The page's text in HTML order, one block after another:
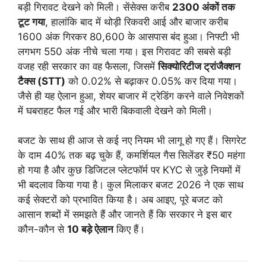
बड़ी गिरावट देखने को मिली। सेंसेक्स करीब 2300 अंकों तक
टूट गया, हालांकि बाद में थोड़ी रिकवरी आई और बाजार करीब
1600 अंक गिरकर 80,600 के आसपास बंद हुआ। निफ्टी भी
लगभग 550 अंक नीचे चला गया। इस गिरावट की सबसे बड़ी
वजह रही सरकार का वह फैसला, जिसमेंसिक्योरिटीज ट्रांजैक्शन
टैक्स (STT) को 0.02% से बढ़ाकर 0.05% कर दिया गया।
जैसे ही यह ऐलान हुआ, शेयर बाजार में ट्रेडिंग करने वाले निवेशकों
में घबराहट फैल गई और भारी बिकवाली देखने को मिली।
बजट के साथ ही आज से कई नए नियम भी लागू हो गए हैं। सिगरेट
के दाम 40% तक बढ़ चुके हैं, कमर्शियल गैस सिलेंडर ₹50 महंगा
हो गया है और कुछ डिजिटल प्लेटफॉर्म पर KYC से जुड़े नियमों में
भी बदलाव किया गया है। कुल मिलाकर बजट 2026 ने एक साथ
कई सेक्टरों को प्रभावित किया है। अब आइए, पूरे बजट को
आसान शब्दों में समझते हैं और जानते हैं कि सरकार ने इस बार
कौन-कौन से 10 बड़े ऐलानकिए हैं।